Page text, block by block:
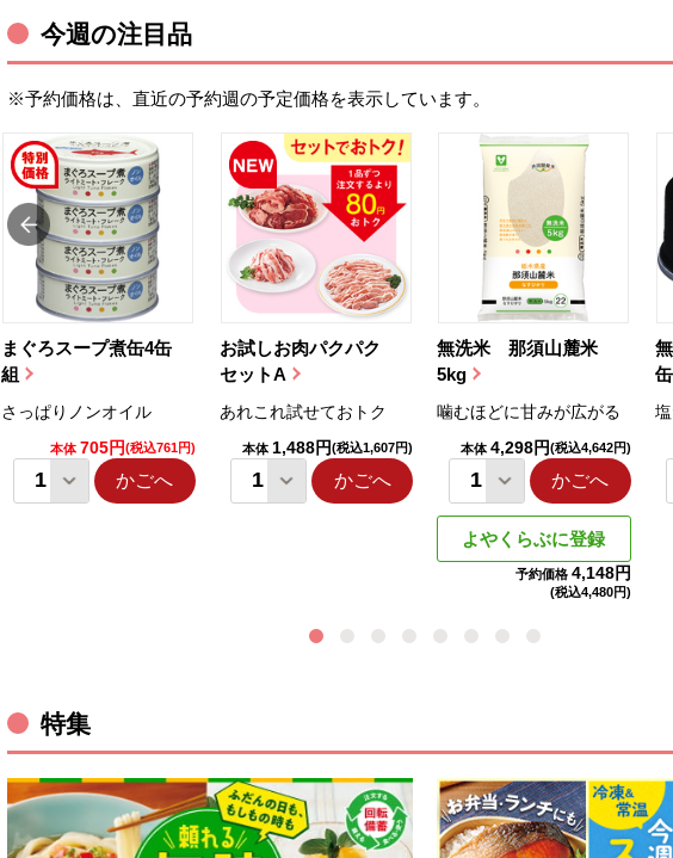
今週の注目品
※予約価格は、直近の予約週の予定価格を表示しています。
まぐろスープ煮缶4缶
組
さっぱりノンオイル
本体 705円(税込761円)
かごへ
お試しお肉パクパク
セットA
あれこれ試せておトク
本体 1,488円(税込1,607円)
かごへ
無洗米 那須山麓米
5kg
噛むほどに甘みが広がる
本体 4,298円(税込4,642円)
かごへ
よやくらぶに登録
予約価格 4,148円
(税込4,480円)
缶
特集